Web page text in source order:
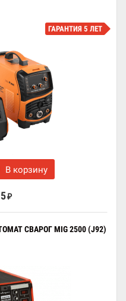
ГАРАНТИЯ 5 ЛЕТ
В корзину
₽
СВАРОГ MIG 2500 (J92)